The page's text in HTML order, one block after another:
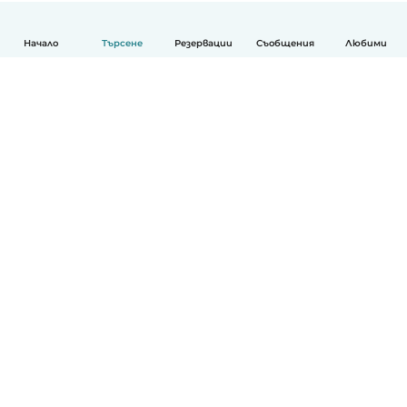
Начало Търсене Резервации Съобщения Любими